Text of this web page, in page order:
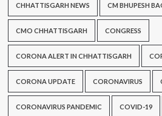
CHHATTISGARH NEWS CM BHUPESH
CMO CHHATTISGARH CONGRESS
CORONA ALERT IN CHHATTISGARH
CORONA UPDATE CORONAVIRUS
CORONAVIRUS PANDEMIC COVID-19